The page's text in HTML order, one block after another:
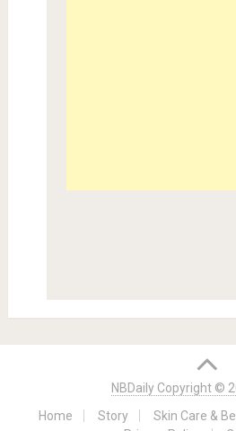
NBDaily Copyright ©
Home
Story Skin Care &